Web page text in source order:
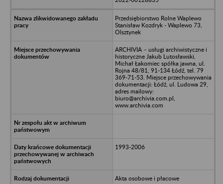
Przedsiębiorstwo Rolne Waplewo
Stanisław Kozdryk - Waplewo 73,
Olsztynek
ARCHIVIA – usługi archiwistyczne i
historyczne Jakub Lutosławski,
Michał Łakomiec spółka jawna, ul.
Rojna 48/81, 91-134 Łódź, tel. 79
369-71-53. Miejsce przechowywania
dokumentacji: Łódź, ul. Ludowa 29,
adres mailowy:
biuro@archivia.com.pl,
www.archivia.com
1993-2006
Akta osobowe i płacowe